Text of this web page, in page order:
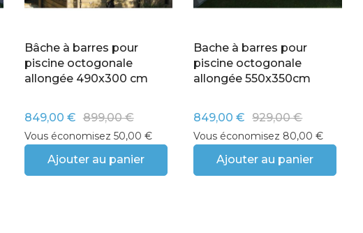
Bâche à barres pour
piscine octogonale
allongée 490x300 cm
849,00 € 899,00 €
Vous économisez 50,00 €
Ajouter au panier
Bache à barres pour
piscine octogonale
allongée 550x350cm
849,00 € 929,00 €
Vous économisez 80,00 €
Ajouter au panier